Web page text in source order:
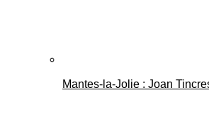
Mantes-la-Jolie : Joan